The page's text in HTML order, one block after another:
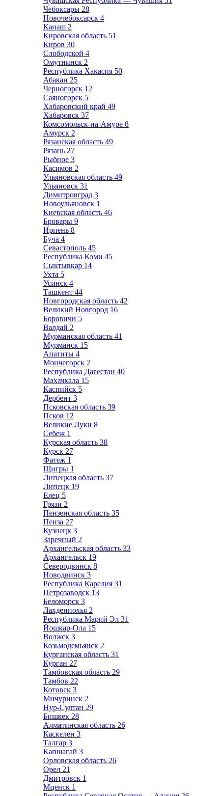
Чебоксары 28
Новочебоксарск 4
Канаш 2
Кировская область 51
Киров 30
Слободской 4
Омутнинск 2
Республика Хакасия 50
Абакан 25
Черногорск 12
Саяногорск 5
Хабаровский край 49
Хабаровск 37
Комсомольск-на-Амуре 8
Амурск 2
Рязанская область 49
Рязань 27
Рыбное 3
Касимов 2
Ульяновская область 49
Ульяновск 31
Димитровград 3
Новоульяновск 1
Киевская область 46
Бровары 9
Ирпень 8
Буча 4
Севастополь 45
Республика Коми 45
Сыктывкар 14
Ухта 5
Усинск 4
Ташкент 44
Новгородская область 42
Великий Новгород 16
Боровичи 5
Валдай 2
Мурманская область 41
Мурманск 15
Апатиты 4
Мончегорск 2
Республика Дагестан 40
Махачкала 15
Каспийск 5
Дербент 3
Псковская область 39
Псков 12
Великие Луки 8
Себеж 1
Курская область 38
Курск 27
Фатеж 1
Щигры 1
Липецкая область 37
Липецк 19
Елец 5
Грязи 2
Пензенская область 35
Пенза 27
Кузнецк 3
Заречный 2
Архангельская область 33
Архангельск 19
Северодвинск 8
Новодвинск 3
Республика Карелия 31
Петрозаводск 13
Беломорск 3
Лахденпохья 2
Республика Марий Эл 31
Йошкар-Ола 15
Волжск 3
Козьмодемьянск 2
Курганская область 31
Курган 27
Тамбовская область 29
Тамбов 22
Котовск 3
Мичуринск 2
Нур-Султан 29
Бишкек 28
Алматинская область 26
Каскелен 3
Талгар 3
Капшагай 3
Орловская область 26
Орел 21
Дмитровск 1
Мценск 1